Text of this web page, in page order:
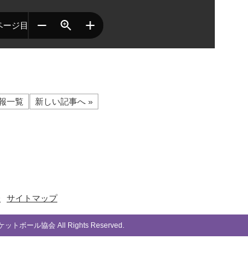
一覧 新しい記事へ »
サイトマップ
トボール協会 All Rights Reserved.